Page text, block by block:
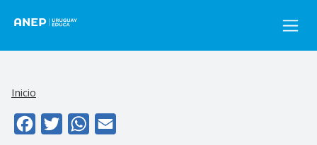
Inicio
FacebookTwitterWhatsApp